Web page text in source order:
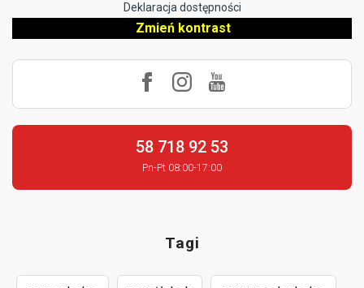
Deklaracja dostępności
Zmień kontrast
58 718 92 53
Pn-Pt 08:00-17:00
Tagi